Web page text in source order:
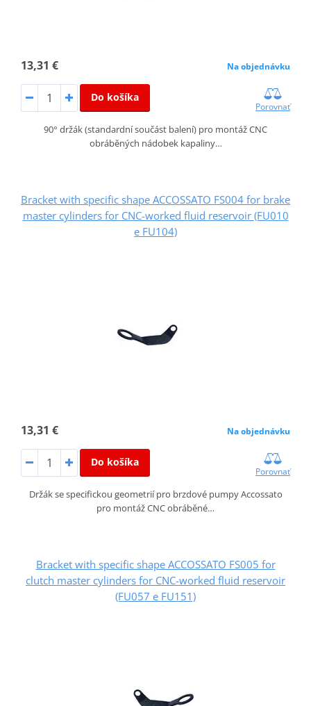
13,31 € Na objednávku
Do košíka
Porovnať
90° držák (standardní součást balení) pro montáž CNC
obráběných nádobek kapaliny…
Bracket with specific shape ACCOSSATO FS004 for brake
master cylinders for CNC-worked fluid reservoir (FU010
e FU104)
13,31 € Na objednávku
Do košíka
Porovnať
Držák se specifickou geometrií pro brzdové pumpy Accossato
pro montáž CNC obráběné…
Bracket with specific shape ACCOSSATO FS005 for
clutch master cylinders for CNC-worked fluid reservoir
(FU057 e FU151)